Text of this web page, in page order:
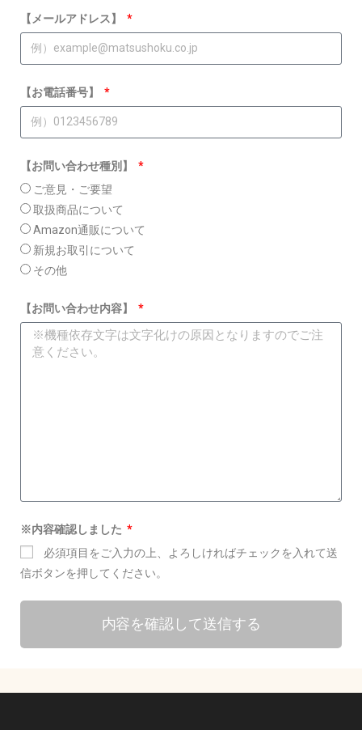
【メールアドレス】
【お電話番号】
【お問い合わせ種別】
ご意見・ご要望
取扱商品について
Amazon通販について
新規お取引について
その他
【お問い合わせ内容】
※内容確認しました
必須項目をご入力の上、よろしければチェックを入れて送
信ボタンを押してください。
内容を確認して送信する